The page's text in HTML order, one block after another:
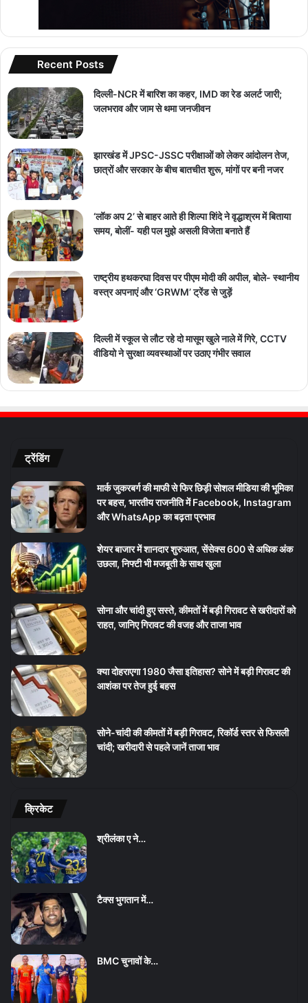
Recent Posts
दिल्ली-NCR में बारिश का कहर, IMD का रेड अलर्ट जारी;
जलभराव और जाम से थमा जनजीवन
झारखंड में JPSC-JSSC परीक्षाओं को लेकर आंदोलन तेज,
छात्रों और सरकार के बीच बातचीत शुरू, मांगों पर बनी नजर
‘लॉक अप 2’ से बाहर आते ही शिल्पा शिंदे ने वृद्धाश्रम में बिताया
समय, बोलीं- यही पल मुझे असली विजेता बनाते हैं
राष्ट्रीय हथकरघा दिवस पर पीएम मोदी की अपील, बोले- स्थानीय
वस्त्र अपनाएं और ‘GRWM’ ट्रेंड से जुड़ें
दिल्ली में स्कूल से लौट रहे दो मासूम खुले नाले में गिरे, CCTV
वीडियो ने सुरक्षा व्यवस्थाओं पर उठाए गंभीर सवाल
ट्रेंडिंग
मार्क जुकरबर्ग की माफी से फिर छिड़ी सोशल मीडिया की भूमिका
पर बहस, भारतीय राजनीति में Facebook, Instagram
और WhatsApp का बढ़ता प्रभाव
शेयर बाजार में शानदार शुरुआत, सेंसेक्स 600 से अधिक अंक
उछला, निफ्टी भी मजबूती के साथ खुला
सोना और चांदी हुए सस्ते, कीमतों में बड़ी गिरावट से खरीदारों को
राहत, जानिए गिरावट की वजह और ताजा भाव
क्या दोहराएगा 1980 जैसा इतिहास? सोने में बड़ी गिरावट की
आशंका पर तेज हुई बहस
सोने-चांदी की कीमतों में बड़ी गिरावट, रिकॉर्ड स्तर से फिसली
चांदी; खरीदारी से पहले जानें ताजा भाव
क्रिकेट
श्रीलंका ए ने…
टैक्स भुगतान में…
BMC चुनावों के…